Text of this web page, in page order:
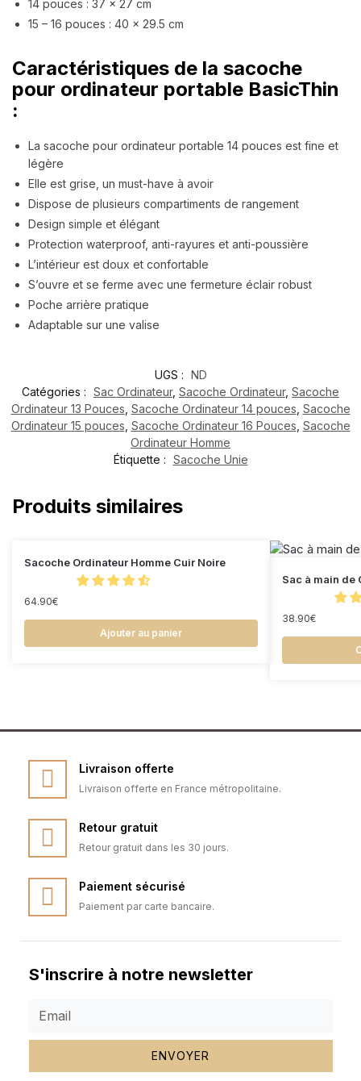
14 pouces : 37 x 27 cm
15 – 16 pouces : 40 x 29.5 cm
Caractéristiques de la sacoche
pour ordinateur portable BasicThin
:
La sacoche pour ordinateur portable 14 pouces est fine et
légère
Elle est grise, un must-have à avoir
Dispose de plusieurs compartiments de rangement
Design simple et élégant
Protection waterproof, anti-rayures et anti-poussière
L’intérieur est doux et confortable
S’ouvre et se ferme avec une fermeture éclair robust
Poche arrière pratique
Adaptable sur une valise
UGS : ND
Catégories : Sac Ordinateur, Sacoche Ordinateur, Sacoche
Ordinateur 13 Pouces Sacoche Ordinateur 14 pouces Sacoche
Ordinateur 15 pouces Sacoche Ordinateur 16 Pouces Sacoche
Ordinateur Homme
Étiquette : Sacoche Unie
Produits similaires
Sacoche Ordinateur Homme Cuir Noire
64.90€
Ajouter au panier
Sac à main de
38.90€
Livraison offerte
Livraison offerte en France métropolitaine.
Retour gratuit
Retour gratuit dans les 30 jours.
Paiement sécurisé
Paiement par carte bancaire.
S'inscrire à notre newsletter
ENVOYER